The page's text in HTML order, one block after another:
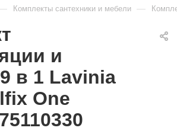
Комплекты сантехники и мебели —
и
в 1 Lavinia
One